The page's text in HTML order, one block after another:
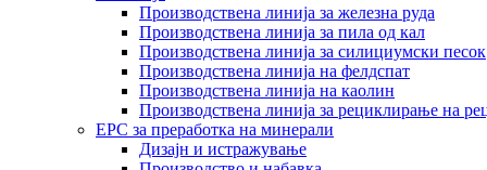
Производствена линија за железна руда
Производствена линија за пила од кал
Производствена линија за силициумски песок
Производствена линија на фелдспат
Производствена линија на каолин
Производствена линија за рециклирање на
EPC за преработка на минерали
Дизајн и истражување